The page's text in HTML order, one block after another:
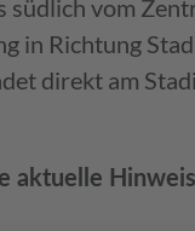
vom
in Richtung
direkt am
aktuelle